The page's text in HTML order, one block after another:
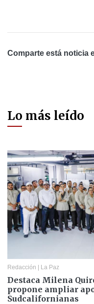
Comparte está noticia
Lo más leído
Redacción | La Paz
Destaca Milena
propone ampliar
Sudcalifornianas